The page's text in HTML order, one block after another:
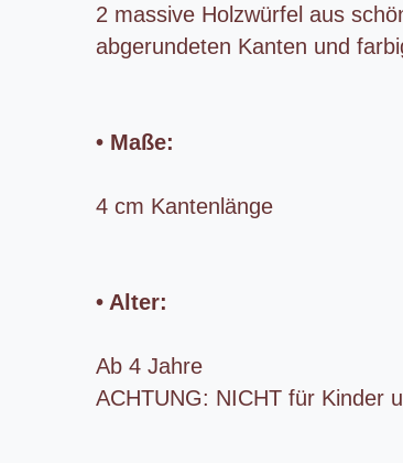
2 massive Holzwürfel aus
abgerundeten Kanten und
• Maße:
4 cm Kantenlänge
• Alter:
Ab 4 Jahre
ACHTUNG: NICHT für Kinder